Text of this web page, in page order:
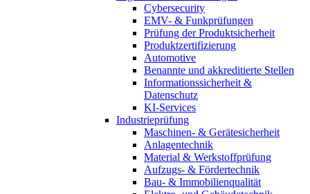
Cybersecurity
EMV- & Funkprüfungen
Prüfung der Produktsicherheit
Produktzertifizierung
Automotive
Benannte und akkreditierte Stellen
Informationssicherheit &
Datenschutz
KI-Services
Industrieprüfung
Maschinen- & Gerätesicherheit
Anlagentechnik
Material & Werkstoffprüfung
Aufzugs- & Fördertechnik
Bau- & Immobilienqualität